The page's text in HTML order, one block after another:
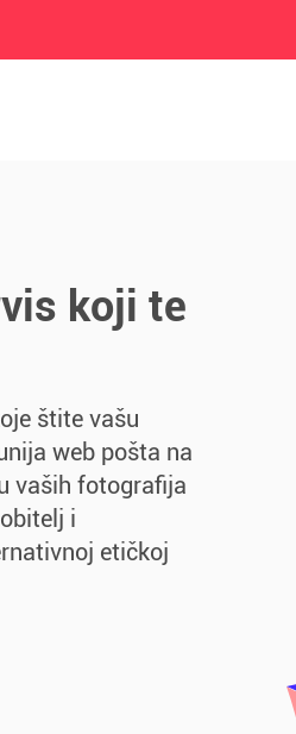
koji te
štite vašu
web pošta na
vaših fotografija
i
etičkoj